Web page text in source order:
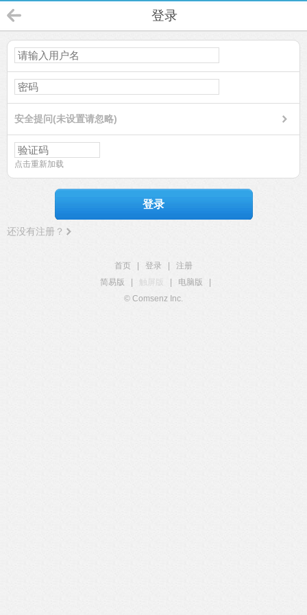
登录
安全提问(未设置请忽略)
点击重新加载
登录
还没有注册？
首页 登录
注册
简易版
触屏版 电脑版
© Comsenz Inc.